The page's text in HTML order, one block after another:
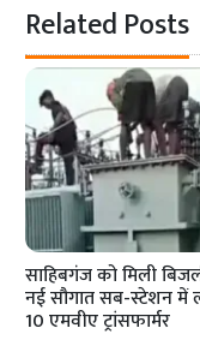
Related Posts
साहिबगंज को मिली
नई सौगात सब-स्टेशन में
10 एमवीए ट्रांसफार्मर